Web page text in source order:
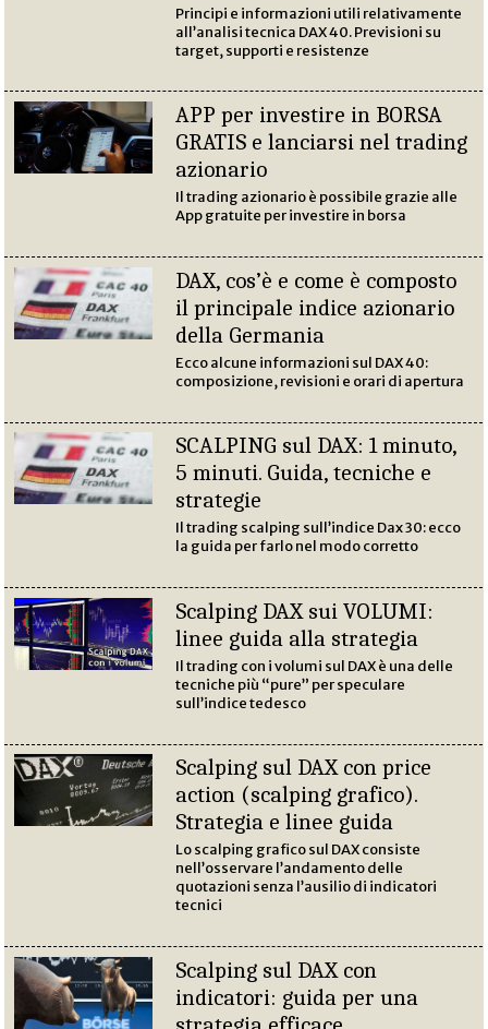
Principi e informazioni utili relativamente
all’analisi tecnica DAX 40. Previsioni su
target, supporti e resistenze
APP per investire in BORSA
GRATIS e lanciarsi nel trading
azionario
Il trading azionario è possibile grazie alle
App gratuite per investire in borsa
DAX, cos’è e come è composto
il principale indice azionario
della Germania
Ecco alcune informazioni sul DAX 40:
composizione, revisioni e orari di apertura
SCALPING sul DAX: 1 minuto,
5 minuti. Guida, tecniche e
strategie
Il trading scalping sull’indice Dax 30: ecco
la guida per farlo nel modo corretto
Scalping DAX sui VOLUMI:
linee guida alla strategia
Il trading con i volumi sul DAX è una delle
tecniche più “pure” per speculare
sull’indice tedesco
Scalping sul DAX con price
action (scalping grafico).
Strategia e linee guida
Lo scalping grafico sul DAX consiste
nell’osservare l’andamento delle
quotazioni senza l’ausilio di indicatori
tecnici
Scalping sul DAX con
indicatori: guida per una